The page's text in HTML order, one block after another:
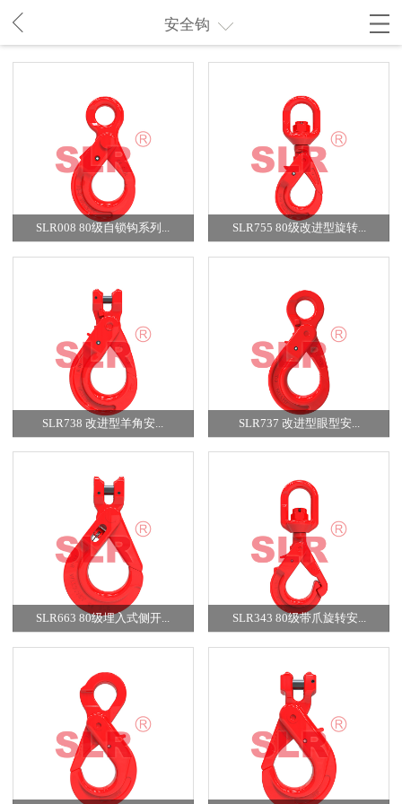
安全钩
SLR008 80级自锁钩系列... SLR755 80级改进型旋转...
SLR738 改进型羊角安... SLR737 改进型眼型安...
SLR663 80级埋入式侧开... SLR343 80级带爪旋转安...